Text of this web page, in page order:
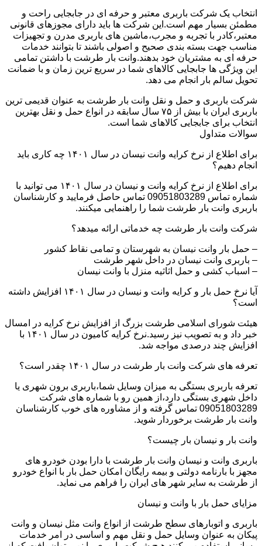
انتخاب یک شرکت باربری معتبر و حرفه ای در جابجایی راحت و
مطمئن بسیار مهم است.این شرکت ها باید دارای مجوزهای قانونی
معتبر،کادر با تجربه و مجرب،ماشین های باربری مدرن و تجهیزات
مناسب جهت بسته بندی صحیح و اصولی باشند تا بتوانند خدمات
حرفه ای به مشتریان خود بدهند.وانت بار طرشت با داشتن تمامی
این ویژگی ها جابجایی کالاهای شما در سریع ترین زمان و با ضمانت
تحویل سالم بار انجام می دهد.
شرکت باربری و حمل و نقل وانت بار طرشت به عنوان قدیمی ترین
باربری ایران با بیش از ۷۵ سال سابقه در انواع حمل و نقل بهترین
انتخاب برای جابجایی کالاهای شما است.
سوالات متداول
برای اطلاع از نرخ کرایه وانت نیسان در سال ۱۴۰۱ چه کاری باید
انجام دهیم؟
برای اطلاع از نرخ کرایه وانت و نیسان در سال ۱۴۰۱ می توانید با
شماره تماس 09051803289 تماس حاصل فرمایید و کارشناسان
باربری وانت بار طرشت شما را راهنمایی میکنند.
شرکت وانت بار طرشت چه خدماتی ارائه میدهد؟
– حمل بار وانت نیسان به شهرستان و تمامی نقاط کشور
– باربری وانت نیسان در داخل شهر طرشت
– اسباب کشی و حمل اثاثیه منزل با وانت نیسان
آیا نرخ حمل بار و کرایه وانت و نیسان در سال ۱۴۰۱ افزایش داشته
است؟
هیئت شورای اسلامی طرشت بزرگ از افزایش نرخ کرایه در امسال
خبر داد و به تصویب نیز رسید.نرخ کرایه کامیون در سال ۱۴۰۱ با
افزایش چند درصدی مواجه شد.
تعرفه های شرکت وانت بار طرشت در سال ۱۴۰۱ چقدر است؟
تعرفه باربری بستگی به میزان وسایل شما،باربری برون شهری یا
داخل شهری بستگی دارد،از همین رو با شماره های شرکت
09051803289 تماس گرفته و از مشاوره های خوب کارشناسان
وانت بار طرشت برخوردار شوید.
وانت بار و نیسان بار چیست؟
باربری وانت و نیسان وانت بار طرشت با دارا بودن خودرو های
مجهز با بارنامه دولتی و بیمه رایگان امکان حمل بار با انواع خودرو
از طرشت به سایر شهر های ایران را فراهم می نماید.
مزایای حمل بار با وانت و نیسان
باربری و اتوبارهای سطح طرشت از انواع وانت مثل نیسان و وانت
پیکان به عنوان وسایل حمل و نقل مهم و اساسی در امر خدمات